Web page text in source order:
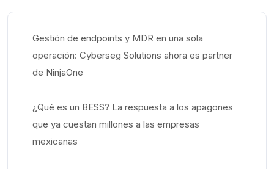
Gestión de endpoints y MDR en una sola
operación: Cyberseg Solutions ahora es partner
de NinjaOne
¿Qué es un BESS? La respuesta a los apagones
que ya cuestan millones a las empresas
mexicanas